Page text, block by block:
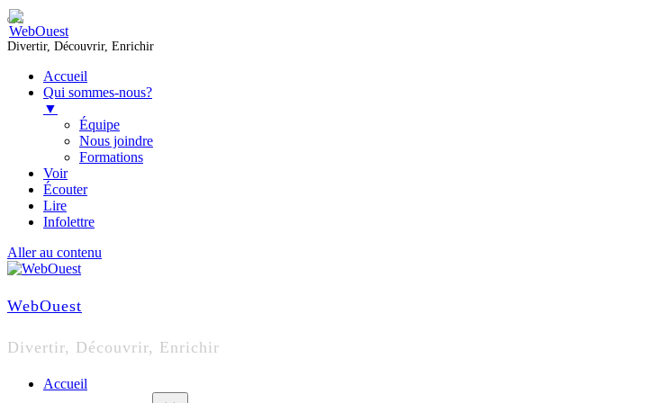
Divertir, Découvrir, Enrichir
Accueil
Qui sommes-nous?
▼
Équipe
Nous joindre
Formations
Voir
Écouter
Lire
Infolettre
Aller au contenu
WebOuest
Divertir, Découvrir, Enrichir
Accueil